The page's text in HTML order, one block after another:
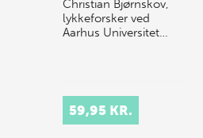
Christian Bjørnskov,
lykkeforsker ved
Aarhus Universitet…
59,95 KR.